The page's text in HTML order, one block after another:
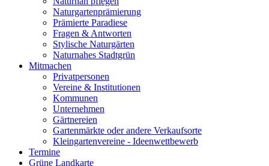
Naturgartenprämierung
Prämierte Paradiese
Fragen & Antworten
Stylische Naturgärten
Naturnahes Stadtgrün
Mitmachen
Privatpersonen
Vereine & Institutionen
Kommunen
Unternehmen
Gärtnereien
Gartenmärkte oder andere Verkaufsorte
Kleingartenvereine - Ideenwettbewerb
Termine
Grüne Landkarte